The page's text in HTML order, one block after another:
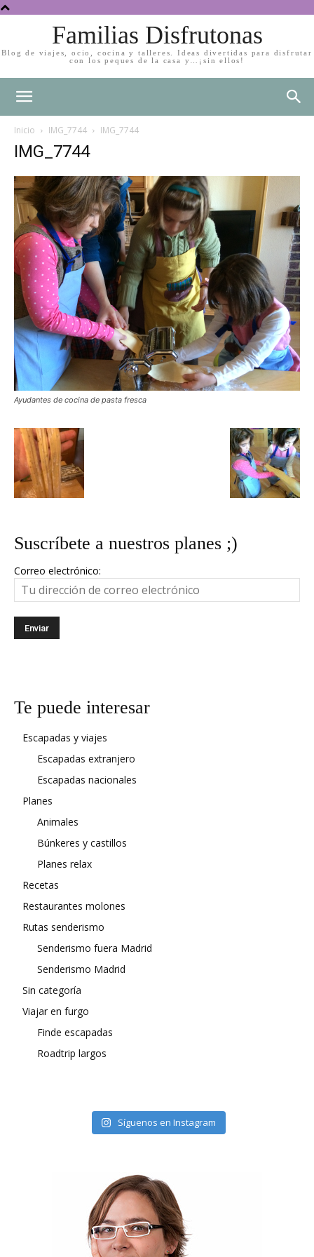
Familias Disfrutonas
Blog de viajes, ocio, cocina y talleres. Ideas divertidas para disfrutar
con los peques de la casa y…¡sin ellos!
Inicio IMG_7744 IMG_7744
IMG_7744
Ayudantes de cocina de pasta fresca
Suscríbete a nuestros planes ;)
Correo electrónico:
Te puede interesar
Escapadas y viajes
Escapadas extranjero
Escapadas nacionales
Planes
Animales
Búnkeres y castillos
Planes relax
Recetas
Restaurantes molones
Rutas senderismo
Senderismo fuera Madrid
Senderismo Madrid
Sin categoría
Viajar en furgo
Finde escapadas
Roadtrip largos
Síguenos en Instagram